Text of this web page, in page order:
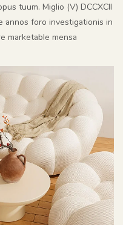
tuum. Miglio (V) DCCXCII
foro investigationis in
marketable mensa